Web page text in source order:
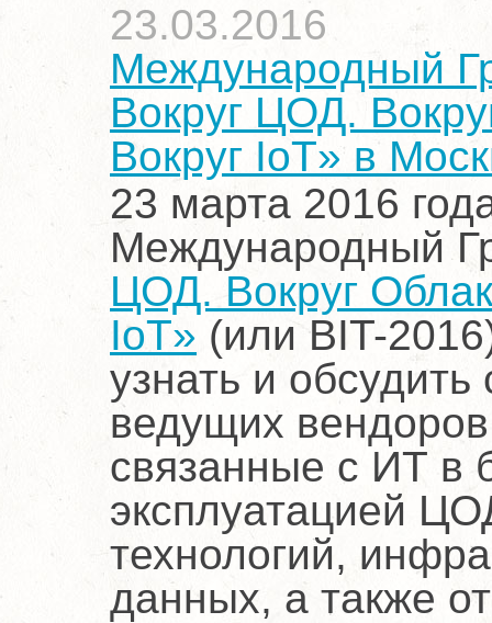
23.03.2016
Международный
Вокруг ЦОД.
Вокруг IoT» в
23 марта 2016
Международный
ЦОД. Вокруг
IoT» (или BIT-
узнать и
ведущих
связанные с ИТ в
эксплуатацией
технологий,
данных, а также